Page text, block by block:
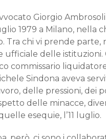
Giorgio
1979 a Milano, nella
Tra chi vi prende parte,
ufficiale delle
commissario
Sindona aveva
delle pressioni, dei
delle minacce,
esequie, l’11 luglio.